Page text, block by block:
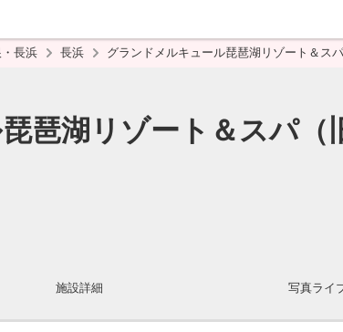
長浜 長浜 グランドメルキュール琵琶湖リゾート＆ス
琶湖リゾート＆スパ（
施設詳細 写真ライ